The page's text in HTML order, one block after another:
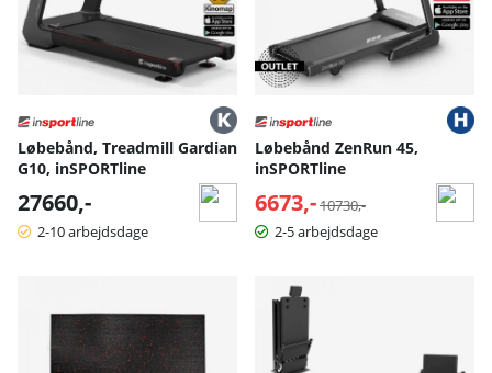
Løbebånd, Treadmill Gardian
G10, inSPORTline
27660,-
2-10 arbejdsdage
Løbebånd ZenRun 45,
inSPORTline
6673,- Normalpris:
10730,-
2-5 arbejdsdage